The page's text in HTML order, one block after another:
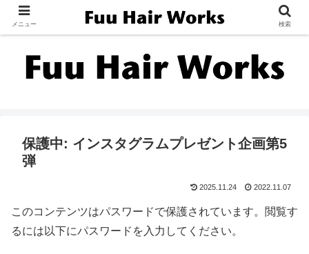
保護中: インスタグラムプレゼント企画第5
弾
2025.11.24 2022.11.07
このコンテンツはパスワードで保護されています。閲覧す
るには以下にパスワードを入力してください。
メニュー 検索